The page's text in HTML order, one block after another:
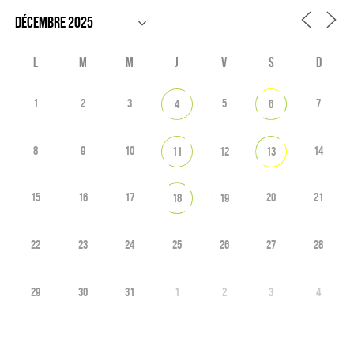
L M M J V S D
1 2 3 4 5 6 7
8 9 10 11 12 13 14
15 16 17 18 19 20 21
22 23 24 25 26 27 28
29 30 31 1 2 3 4